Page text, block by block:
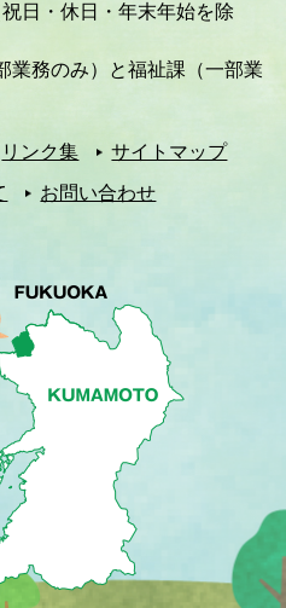
日・休日・年末年始を除
務のみ）と福祉課（一部業
リンク集
サイトマップ
お問い合わせ